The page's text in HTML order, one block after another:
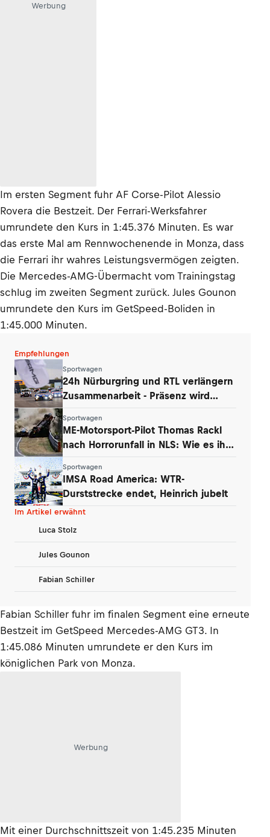
Werbung
Im ersten Segment fuhr AF Corse-Pilot Alessio
Rovera die Bestzeit. Der Ferrari-Werksfahrer
umrundete den Kurs in 1:45.376 Minuten. Es war
das erste Mal am Rennwochenende in Monza, dass
die Ferrari ihr wahres Leistungsvermögen zeigten.
Die Mercedes-AMG-Übermacht vom Trainingstag
schlug im zweiten Segment zurück. Jules Gounon
umrundete den Kurs im GetSpeed-Boliden in
1:45.000 Minuten.
Empfehlungen
Sportwagen
24h Nürburgring und RTL verlängern
Zusammenarbeit - Präsenz wird
Sportwagen
ME-Motorsport-Pilot Thomas Rackl
nach Horrorunfall in NLS: Wie es ihm
Sportwagen
IMSA Road America: WTR-
Durststrecke endet, Heinrich jubelt
Im Artikel erwähnt
Luca Stolz
Jules Gounon
Fabian Schiller
Fabian Schiller fuhr im finalen Segment eine erneute
Bestzeit im GetSpeed Mercedes-AMG GT3. In
1:45.086 Minuten umrundete er den Kurs im
königlichen Park von Monza.
Werbung
Mit einer Durchschnittszeit von 1:45.235 Minuten